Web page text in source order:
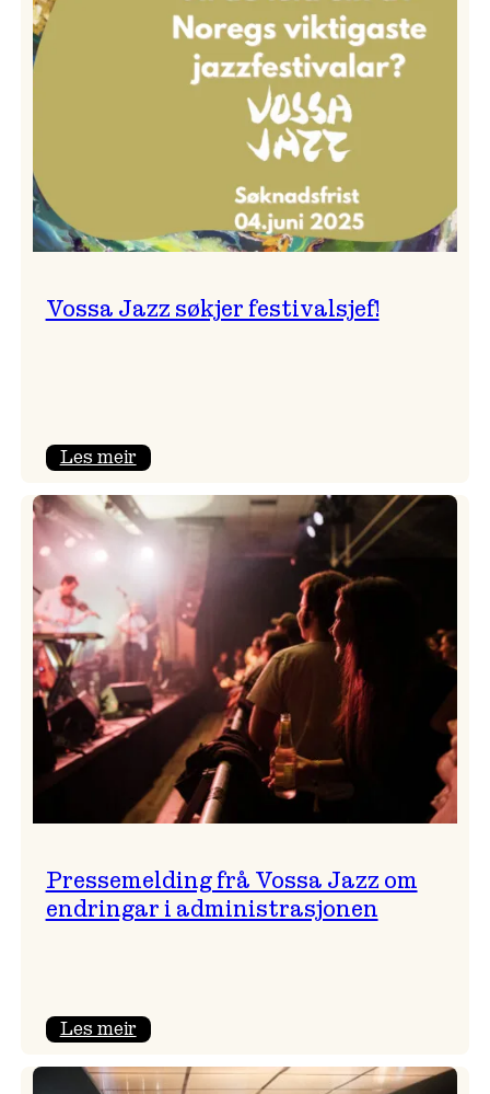
Vossa Jazz søkjer festivalsjef!
Les meir:
Jazz
søkjer
Pressemelding frå Vossa Jazz om
endringar i administrasjonen
Les meir:
frå